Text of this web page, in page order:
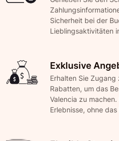
Sicherheit bei der
Lieblingsaktivitäten
Exklusive
Erhalten Sie
Rabatten, um das
Valencia zu
Erlebnisse, ohne